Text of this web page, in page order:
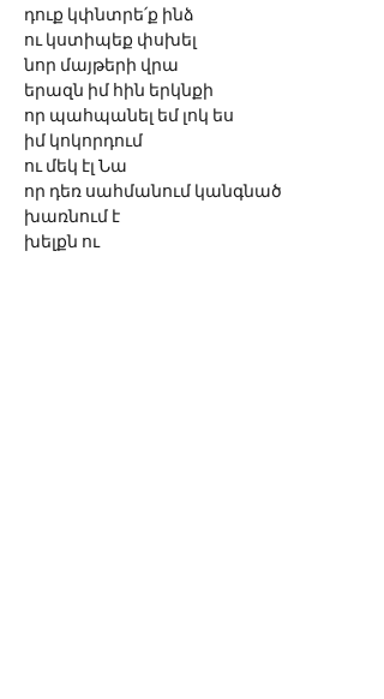
դուք կփնտրե՛ք ինձ
ու կստիպեք փսխել
նոր մայթերի վրա
երազն իմ հին երկնքի
որ պահպանել եմ լոկ ես
իմ կոկորդում
ու մեկ էլ Նա
որ դեռ սահմանում կանգնած
խառնում է
խելքն ու